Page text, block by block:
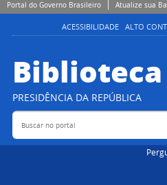
Portal do Governo Brasileiro Atualize sua
ACESSIBILIDADE ALTO
Biblioteca
PRESIDÊNCIA DA REPÚBLICA
Buscar no portal